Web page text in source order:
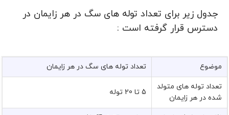
جدول زیر برای تعداد توله های سگ در هر زایمان در
دسترس قرار گرفته است :
موضوع تعداد توله های سگ در هر زایمان
تعداد توله های متولد
شده در هر زایمان
5 تا 20 توله